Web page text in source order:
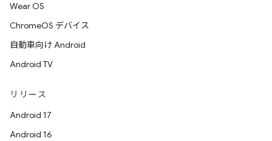
Wear OS
ChromeOS デバイス
自動車向け Android
Android TV
リリース
Android 17
Android 16